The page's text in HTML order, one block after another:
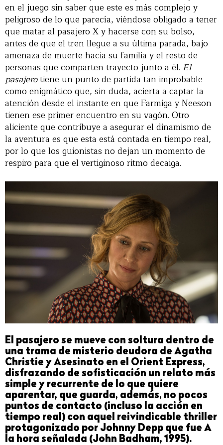
en el juego sin saber que este es más complejo y
peligroso de lo que parecía, viéndose obligado a tener
que matar al pasajero X y hacerse con su bolso,
antes de que el tren llegue a su última parada, bajo
amenaza de muerte hacia su familia y el resto de
personas que comparten trayecto junto a él. El
pasajerotiene un punto de partida tan improbable
como enigmático que, sin duda, acierta a captar la
atención desde el instante en que Farmiga y Neeson
tienen ese primer encuentro en su vagón. Otro
aliciente que contribuye a asegurar el dinamismo de
la aventura es que esta está contada en tiempo real,
por lo que los guionistas no dejan un momento de
respiro para que el vertiginoso ritmo decaiga.
El pasajero se mueve con soltura dentro de
una trama de misterio deudora de Agatha
Christie y Asesinato en el Orient Express,
disfrazando de sofisticación un relato más
simple y recurrente de lo que quiere
aparentar, que guarda, además, no pocos
puntos de contacto (incluso la acción en
tiempo real) con aquel reivindicable thriller
protagonizado por Johnny Depp que fue A
la hora señalada (John Badham, 1995).